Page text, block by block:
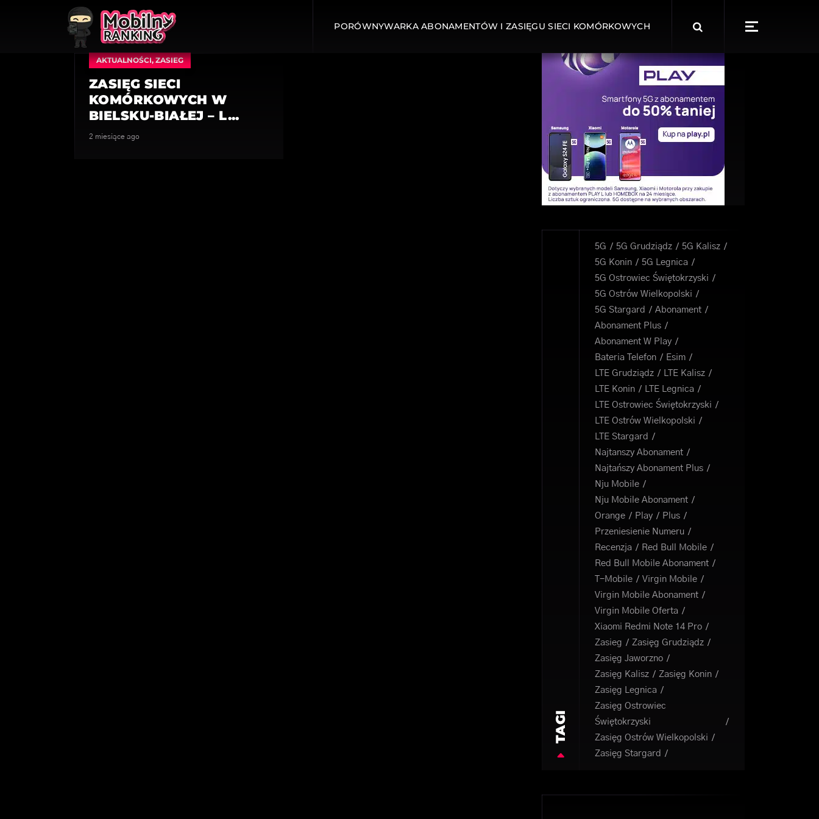
PORÓWNYWARKA ABONAMENTÓW I ZASIĘGU SIECI KOMÓRKOWYCH
for:
AKTUALNOŚCI,ZASIEG
ZASIĘG SIECI
KOMÓRKOWYCH W
BIELSKU-BIAŁEJ – L...
2 miesiące ago
TAGI
5G 5G Grudziądz
5G Kalisz
5G Konin
5G Legnica
5G Ostrowiec Świętokrzyski
5G Ostrów Wielkopolski
5G Stargard
Abonament
Abonament Plus
Abonament W Play
Bateria Telefon
Esim
LTE Grudziądz
LTE Kalisz
LTE Konin
LTE Legnica
LTE Ostrowiec Świętokrzyski
LTE Ostrów Wielkopolski
LTE Stargard
Najtanszy Abonament
Najtańszy Abonament Plus
Nju Mobile
Nju Mobile Abonament
Orange
Play
Plus
Przeniesienie Numeru
Recenzja
Red Bull Mobile
Red Bull Mobile Abonament
T-Mobile
Virgin Mobile
Virgin Mobile Abonament
Virgin Mobile Oferta
Xiaomi Redmi Note 14 Pro
Zasieg
Zasięg Grudziądz
Zasięg Jaworzno
Zasięg Kalisz
Zasięg Konin
Zasięg Legnica
Zasięg Ostrowiec
Świętokrzyski
Zasięg Ostrów Wielkopolski
Zasięg Stargard